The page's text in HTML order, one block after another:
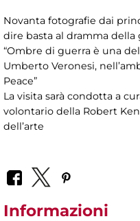
Novanta fotografie dai
dire basta al dramma della
“Ombre di guerra è una
Umberto Veronesi,
Peace”
La visita sarà condotta a
volontario della Robert
dell’arte
Informazioni